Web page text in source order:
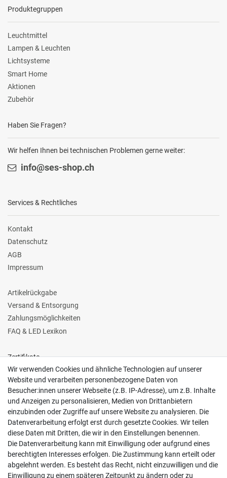
Produktegruppen
Leuchtmittel
Lampen & Leuchten
Lichtsysteme
Smart Home
Aktionen
Zubehör
Haben Sie Fragen?
Wir helfen Ihnen bei technischen Problemen gerne weiter:
info@ses-shop.ch
Services & Rechtliches
Kontakt
Datenschutz
AGB
Impressum
Artikelrückgabe
Versand & Entsorgung
Zahlungsmöglichkeiten
FAQ & LED Lexikon
Zertifikate
Wir verwenden Cookies und ähnliche Technologien auf unserer
Website und verarbeiten personenbezogene Daten von
Besucher:innen unserer Webseite (z.B. IP-Adresse), um z.B. Inhalte
und Anzeigen zu personalisieren, Medien von Drittanbietern
einzubinden oder Zugriffe auf unsere Website zu analysieren. Die
Datenverarbeitung erfolgt erst durch gesetzte Cookies. Wir teilen
diese Daten mit Dritten, die wir in den Einstellungen benennen.
Die Datenverarbeitung kann mit Einwilligung oder aufgrund eines
berechtigten Interesses erfolgen. Die Zustimmung kann erteilt oder
abgelehnt werden. Es besteht das Recht, nicht einzuwilligen und die
Einwilligung zu einem späteren Zeitpunkt zu ändern oder zu